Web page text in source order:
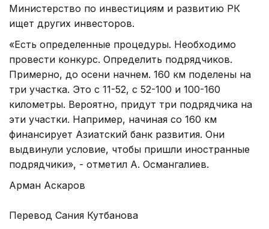
Министерство по инвестициям и развитию РК
ищет других инвесторов.
«Есть определенные процедуры. Необходимо
провести конкурс. Определить подрядчиков.
Примерно, до осени начнем. 160 км поделены на
три участка. Это с 11-52, с 52-100 и 100-160
километры. Вероятно, придут три подрядчика на
эти участки. Например, начиная со 160 км
финансирует Азиатский банк развития. Они
выдвинули условие, чтобы пришли иностранные
подрядчики», - отметил А. Османгалиев.
Арман Аскаров
Перевод Сания Кутбанова